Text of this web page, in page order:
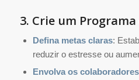
3. Crie um
Defina metas claras:
reduzir o estresse ou
Envolva os colaboradores